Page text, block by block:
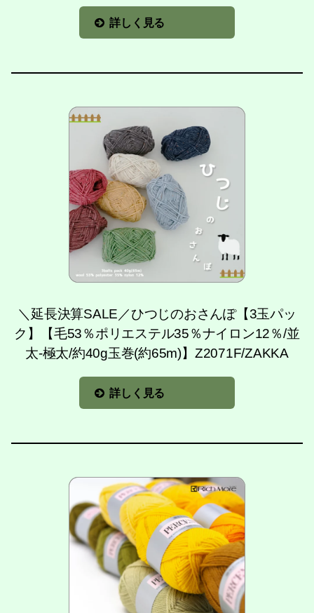
詳しく見る
＼延長決算SALE／ひつじのおさんぽ【3玉パッ
ク】【毛53％ポリエステル35％ナイロン12％/並
太-極太/約40g玉巻(約65m)】Z2071F/ZAKKA
詳しく見る